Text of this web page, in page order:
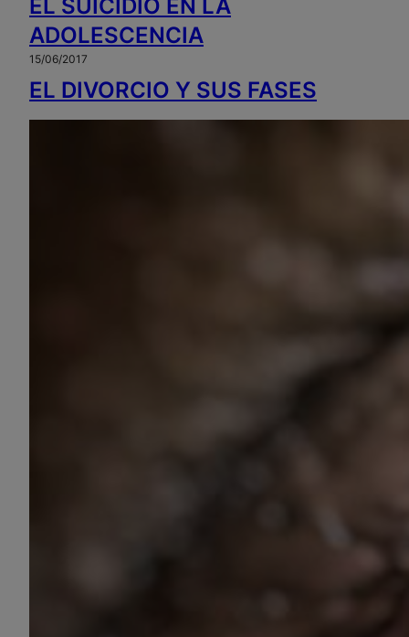
EL SUICIDIO EN LA
ADOLESCENCIA
15/06/2017
EL DIVORCIO Y SUS FASES